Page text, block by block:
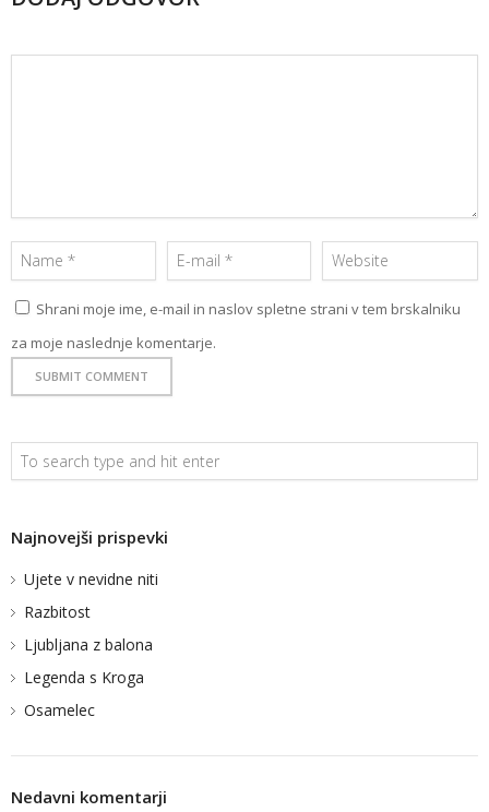
Shrani moje ime, e-mail in naslov spletne strani v tem brskalniku
za moje naslednje komentarje.
Najnovejši prispevki
Ujete v nevidne niti
Razbitost
Ljubljana z balona
Legenda s Kroga
Osamelec
Nedavni komentarji